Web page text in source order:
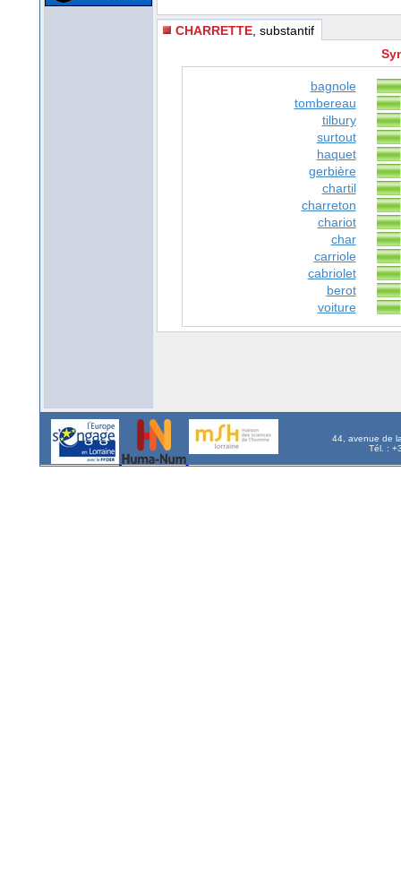
CHARRETTE , substantif
bagnole
tombereau
tilbury
surtout
haquet
gerbière
chartil
charreton
chariot
char
carriole
cabriolet
berot
voiture
44, avenue de
Tél. :